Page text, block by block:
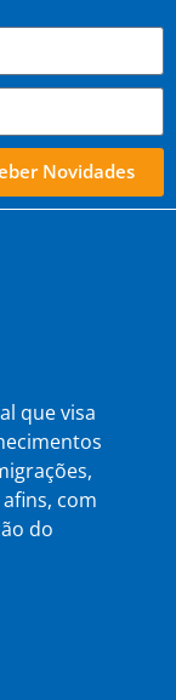
Novidades
que visa
com
do